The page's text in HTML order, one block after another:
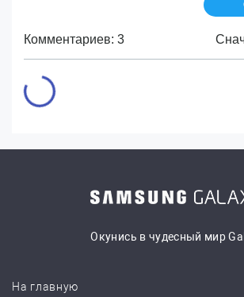
Комментариев: 3
Окунись в чудесный мир
На главную